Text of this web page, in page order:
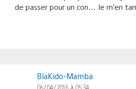
de passer pour un con… Je m’en
BlaKido-Mamba
06/04/2016 à 05:34